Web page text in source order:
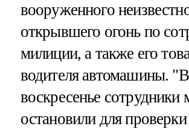
вооруженного
открывшего огонь по
милиции, а также его
водителя автомашины.
воскресенье сотрудники
остановили для